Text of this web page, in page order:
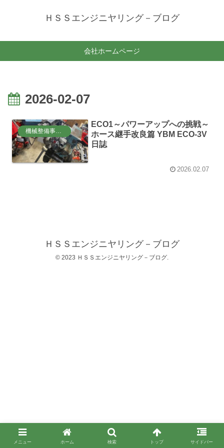
ＨＳＳエンジニヤリング－ブログ
会社ホームページ
2026-02-07
機械整備事業部
ECO1～パワーアップへの挑戦～
ホース継手改良篇 YBM ECO-3V
日誌
2026.02.07
ＨＳＳエンジニヤリング－ブログ
© 2023 ＨＳＳエンジニヤリング－ブログ.
メニュー ホーム 検索 トップ サイドバー